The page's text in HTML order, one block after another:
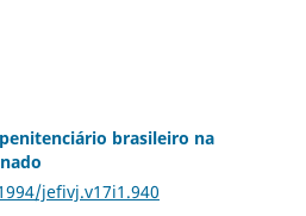
brasileiro na
jefivj.v17i1.940